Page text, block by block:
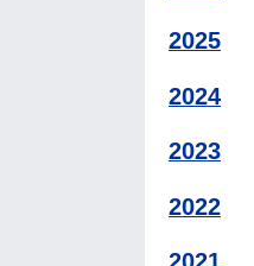
2025
2024
2023
2022